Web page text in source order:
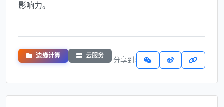
影响力。
边缘计算 云服务 分享到: